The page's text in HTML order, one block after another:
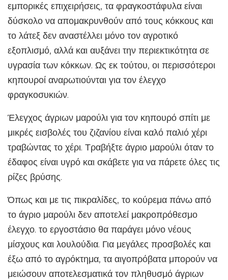
εμπορικές επιχειρήσεις, τα φραγκοστάφυλα είναι
δύσκολο να απομακρυνθούν από τους κόκκους και
το λάτεξ δεν αναστέλλει μόνο τον αγροτικό
εξοπλισμό, αλλά και αυξάνει την περιεκτικότητα σε
υγρασία των κόκκων. Ως εκ τούτου, οι περισσότεροι
κηπουροί αναρωτιούνται για τον έλεγχο
φραγκοσυκιών.
Έλεγχος άγριων μαρούλι για τον κηπουρό σπίτι με
μικρές εισβολές του ζιζανίου είναι καλό παλιό χέρι
τραβώντας το χέρι. Τραβήξτε άγριο μαρούλι όταν το
έδαφος είναι υγρό και σκάβετε για να πάρετε όλες τις
ρίζες βρύσης.
Όπως και με τις πικραλίδες, το κούρεμα πάνω από
το άγριο μαρούλι δεν αποτελεί μακροπρόθεσμο
έλεγχο. το εργοστάσιο θα παράγει μόνο νέους
μίσχους και λουλούδια. Για μεγάλες προσβολές και
έξω από το αγρόκτημα, τα αιγοπρόβατα μπορούν να
μειώσουν αποτελεσματικά τον πληθυσμό άγριων